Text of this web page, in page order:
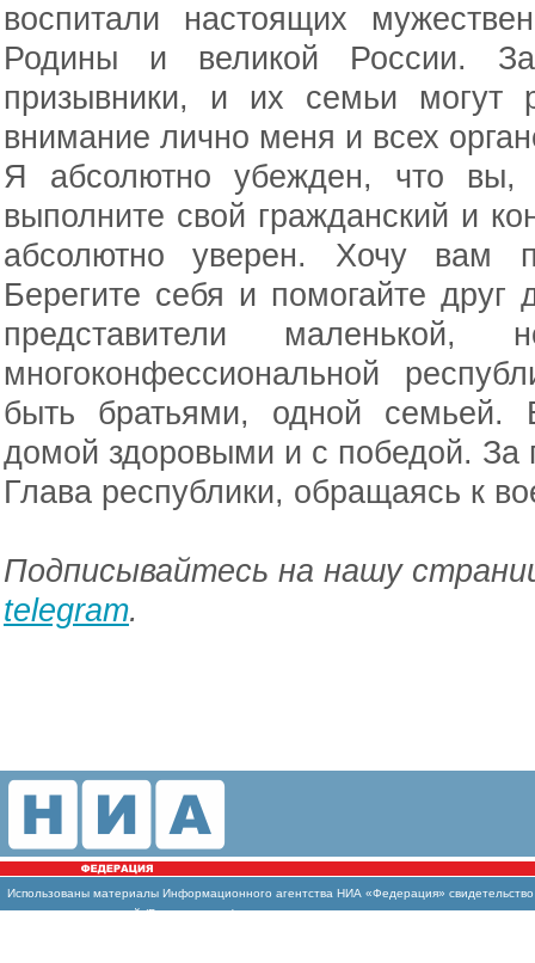
воспитали настоящих
Родины и великой России.
призывники, и их семьи могут
внимание лично меня и всех
Я абсолютно убежден, что вы,
выполните свой гражданский и
абсолютно уверен. Хочу вам
Берегите себя и помогайте
представители маленькой,
многоконфессиональной
быть братьями, одной
домой здоровыми и с победой. За
Глава республики, обращаясь к
Подписывайтесь на нашу
telegram.
Использованы материалы Информационного агентства НИА «Федерация»
массовых коммуникаций (Роскомнадзор)